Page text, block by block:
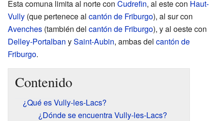
Esta comuna limita al norte con Cudrefin, al este con Haut-
Vully (que pertenece al cantón de Friburgo), al sur con
Avenches (también del cantón de Friburgo), y al oeste con
Delley-Portalban ySaint-Aubin, ambas del cantón de
Friburgo.
Contenido
¿Qué es Vully-les-Lacs?
¿Dónde se encuentra Vully-les-Lacs?